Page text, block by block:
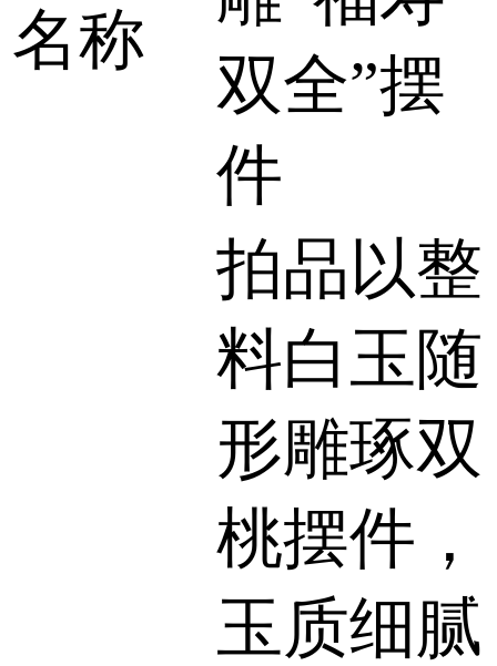
名称
双全”摆
件
拍品以整
料白玉随
形雕琢双
桃摆件，
玉质细腻